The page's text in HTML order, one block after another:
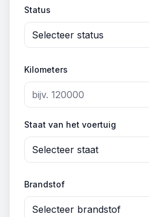
Status
Selecteer status
Kilometers
Staat van het voertuig
Selecteer staat
Brandstof
Selecteer brandstof